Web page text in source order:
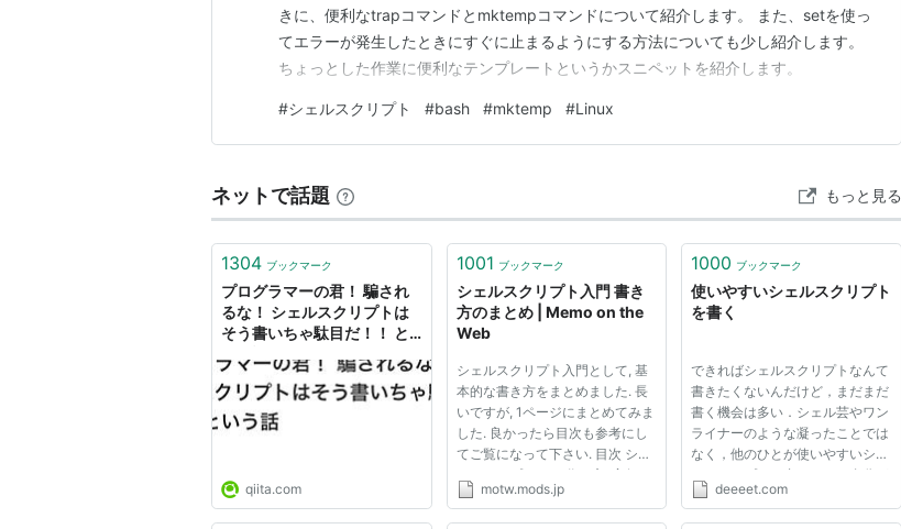
きに、便利なtrapコマンドとmktempコマンドについて紹介します。 また、setを使っ
てエラーが発生したときにすぐに止まるようにする方法についても少し紹介します。
ちょっとした作業に便利なテンプレートというかスニペットを紹介します。
#シェルスクリプト #bash #mktemp #Linux
ネットで話題 もっと見る
1304 ブックマーク
プログラマーの君！ 騙され
るな！ シェルスクリプトは
そう書いちゃ駄目だ！！ と
qiita.com
1001 ブックマーク
シェルスクリプト入門 書き
方のまとめ | Memo on the
Web
シェルスクリプト入門として, 基
本的な書き方をまとめました. 長
いですが, 1ページにまとめてみま
した. 良かったら目次も参考にし
てご覧になって下さい. 目次 シェ
ルスクリプトとは 作り方, 実行の
仕方 コメント ユーザーからのキ
motw.mods.jp
1000 ブックマーク
使いやすいシェルスクリプト
を書く
できればシェルスクリプトなんて
書きたくないんだけど，まだまだ
書く機会は多い．シェル芸やワン
ライナーのような凝ったことでは
なく，他のひとが使いやすいシェ
ルスクリプトを書くために自分が
実践していることをまとめてお
deeeet.com